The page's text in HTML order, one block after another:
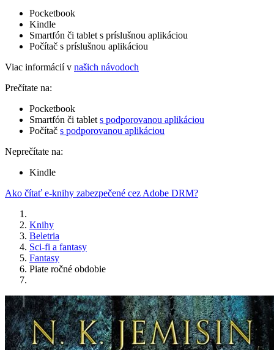
Pocketbook
Kindle
Smartfón či tablet s príslušnou aplikáciou
Počítač s príslušnou aplikáciou
Viac informácií v našich návodoch
Prečítate na:
Pocketbook
Smartfón či tablet s podporovanou aplikáciou
Počítač s podporovanou aplikáciou
Neprečítate na:
Kindle
Ako čítať e-knihy zabezpečené cez Adobe DRM?
Knihy
Beletria
Sci-fi a fantasy
Fantasy
Piate ročné obdobie